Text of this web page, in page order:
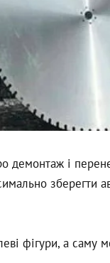
демонтаж і
зберегти
фігури, а саму